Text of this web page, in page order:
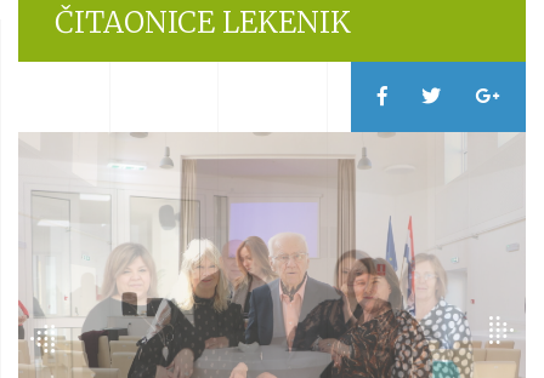
ČITAONICE LEKENIK